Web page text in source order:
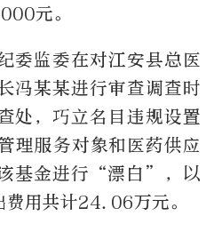
元。
委监委在对江安县总医
冯某某进行审查调查时
处，巧立名目违规设置
理服务对象和医药供应
基金进行“漂白”，以
费用共计24.06万元。